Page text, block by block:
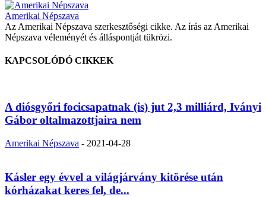
Amerikai Népszava
Az Amerikai Népszava szerkesztőségi cikke. Az írás az Amerikai
Népszava véleményét és álláspontját tükrözi.
KAPCSOLÓDÓ CIKKEK
A diósgyőri focicsapatnak (is) jut 2,3 milliárd, Iványi
Gábor oltalmazottjaira nem
Amerikai Népszava - 2021-04-28
Kásler egy évvel a világjárvány kitörése után
kórházakat keres fel, de...